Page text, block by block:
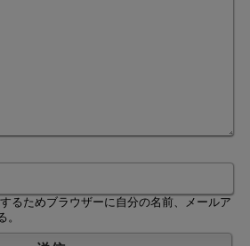
るためブラウザーに自分の名前、メールア
。